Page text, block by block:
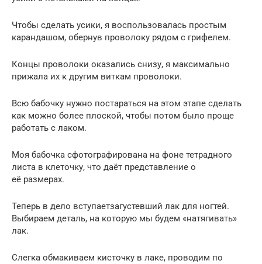
Чтобы сделать усики, я воспользовалась простым
карандашом, обернув проволоку рядом с грифелем.
Концы проволоки оказались снизу, я максимально
прижала их к другим виткам проволоки.
Всю бабочку нужно постараться на этом этапе сделать
как можно более плоской, чтобы потом было проще
работать с лаком.
Моя бабочка сфотографирована на фоне тетрадного
листа в клеточку, что даёт представление о
её размерах.
Теперь в дело вступаетзагустевший лак для ногтей.
Выбираем деталь, на которую мы будем «натягивать»
лак.
Слегка обмакиваем кисточку в лаке, проводим по